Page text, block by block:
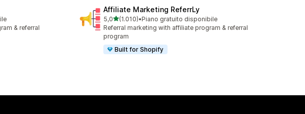
& referral
Affiliate Marketing ReferrLy
5,0stelle su 5
(1.010)
1010 recensioni totali
•Piano gratuito disponibile
Referral marketing with affiliate program & referral
program
Built for Shopify